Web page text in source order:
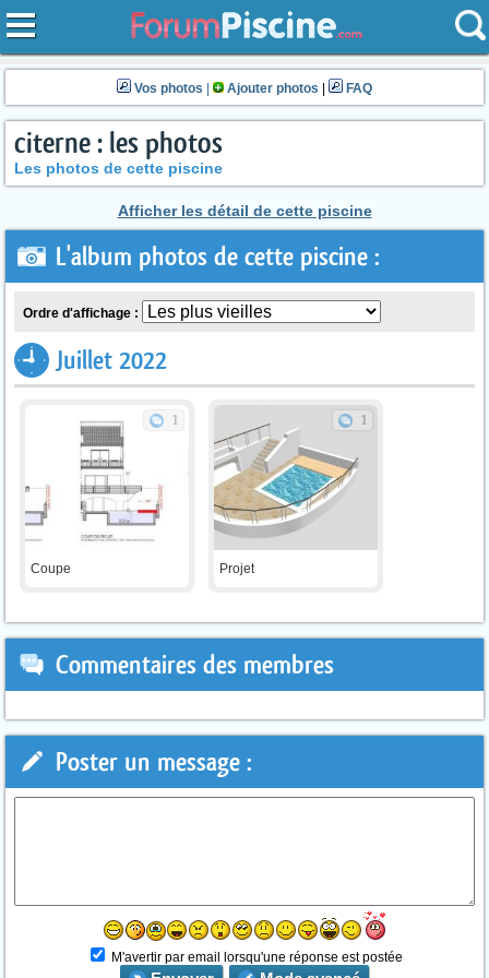
Vos photos Ajouter photos FAQ
citerne : les photos
Les photos de cette piscine
Afficher les détail de cette piscine
L'album photos de cette piscine :
Ordre d'affichage :
Juillet 2022
1
Coupe
1
Projet
Commentaires des membres
Poster un message :
M'avertir par email lorsqu'une réponse est postée